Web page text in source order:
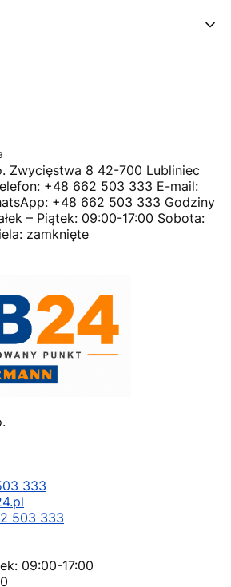
Zwycięstwa 8 42-700 Lubliniec
+48 662 503 333 E-mail:
+48 662 503 333 Godziny
– Piątek: 09:00-17:00 Sobota:
zamknięte
333
503 333
09:00-17:00